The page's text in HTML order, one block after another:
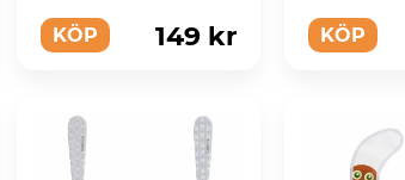
KÖP 149 kr KÖP